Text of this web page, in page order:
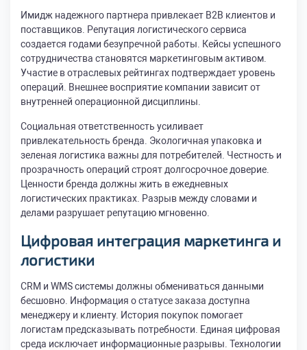
Имидж надежного партнера привлекает B2B клиентов и
поставщиков. Репутация логистического сервиса
создается годами безупречной работы. Кейсы успешного
сотрудничества становятся маркетинговым активом.
Участие в отраслевых рейтингах подтверждает уровень
операций. Внешнее восприятие компании зависит от
внутренней операционной дисциплины.
Социальная ответственность усиливает
привлекательность бренда. Экологичная упаковка и
зеленая логистика важны для потребителей. Честность и
прозрачность операций строят долгосрочное доверие.
Ценности бренда должны жить в ежедневных
логистических практиках. Разрыв между словами и
делами разрушает репутацию мгновенно.
Цифровая интеграция маркетинга и
логистики
CRM и WMS системы должны обмениваться данными
бесшовно. Информация о статусе заказа доступна
менеджеру и клиенту. История покупок помогает
логистам предсказывать потребности. Единая цифровая
среда исключает информационные разрывы. Технологии